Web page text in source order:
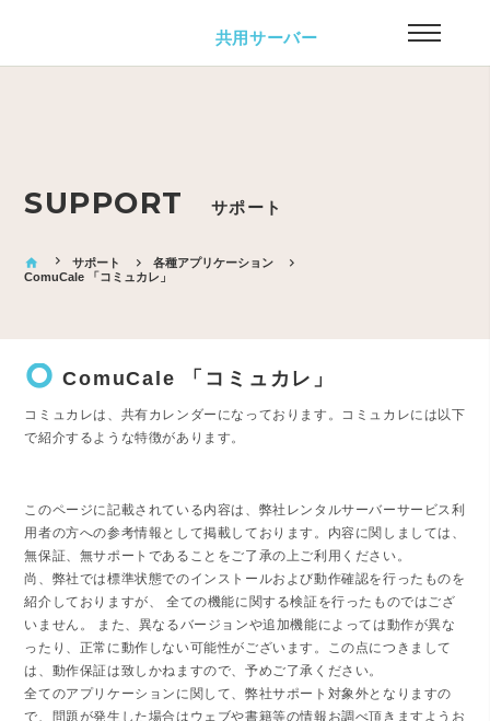
共用サーバー
SUPPORT サポート
home サポート
各種アプリケーション
ComuCale 「コミュカレ」
trip_origin ComuCale 「コミュカレ」
コミュカレは、共有カレンダーになっております。コミュカレには以下
で紹介するような特徴があります。
このページに記載されている内容は、弊社レンタルサーバーサービス利
用者の方への参考情報として掲載しております。内容に関しましては、
無保証、無サポートであることをご了承の上ご利用ください。
尚、弊社では標準状態でのインストールおよび動作確認を行ったものを
紹介しておりますが、 全ての機能に関する検証を行ったものではござ
いません。 また、異なるバージョンや追加機能によっては動作が異な
ったり、正常に動作しない可能性がございます。この点につきまして
は、動作保証は致しかねますので、予めご了承ください。
全てのアプリケーションに関して、弊社サポート対象外となりますの
で、問題が発生した場合はウェブや書籍等の情報お調べ頂きますようお